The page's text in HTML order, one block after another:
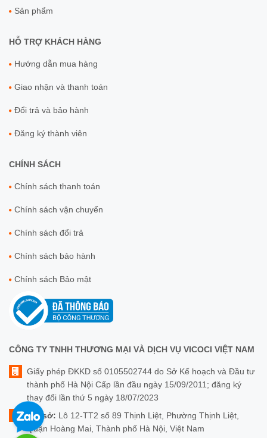
Sản phẩm
HỖ TRỢ KHÁCH HÀNG
Hướng dẫn mua hàng
Giao nhận và thanh toán
Đổi trả và bảo hành
Đăng ký thành viên
CHÍNH SÁCH
Chính sách thanh toán
Chính sách vận chuyển
Chính sách đổi trả
Chính sách bảo hành
Chính sách Bảo mật
CÔNG TY TNHH THƯƠNG MẠI VÀ DỊCH VỤ VICOCI VIỆT NAM
Giấy phép ĐKKD số 0105502744 do Sở Kế hoạch và Đầu tư
thành phố Hà Nội Cấp lần đầu ngày 15/09/2011; đăng ký
thay đổi lần thứ 5 ngày 18/07/2023
Trụ sở: Lô 12-TT2 số 89 Thịnh Liệt, Phường Thịnh Liệt,
Quận Hoàng Mai, Thành phố Hà Nội, Việt Nam